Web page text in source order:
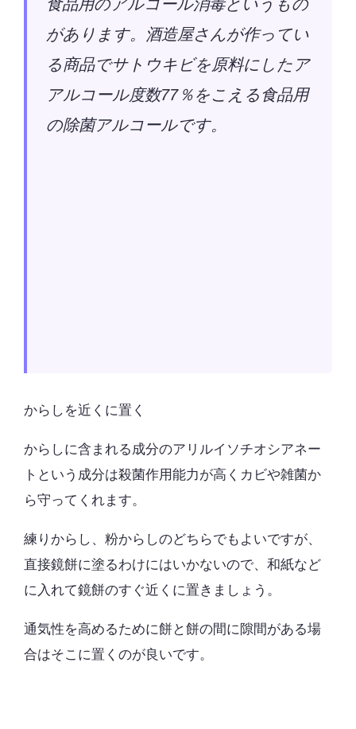
食品用のアルコール消毒というもの
があります。酒造屋さんが作ってい
る商品でサトウキビを原料にしたア
アルコール度数77％をこえる食品用
の除菌アルコールです。
からしを近くに置く
からしに含まれる成分のアリルイソチオシアネー
ト という成分は殺菌作用能力が高くカビや雑菌か
ら守ってくれます。
練りからし、粉からしのどちらでもよいですが、
直接鏡餅に塗るわけにはいかないので、和紙など
に入れて鏡餅のすぐ近くに置きましょう。
通気性を高めるために餅と餅の間に隙間がある場
合はそこに置くのが良いです。